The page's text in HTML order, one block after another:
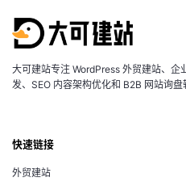
大可建站专注 WordPress 外贸建站、
发、SEO 内容架构优化和 B2B 网站询盘
快速链接
外贸建站